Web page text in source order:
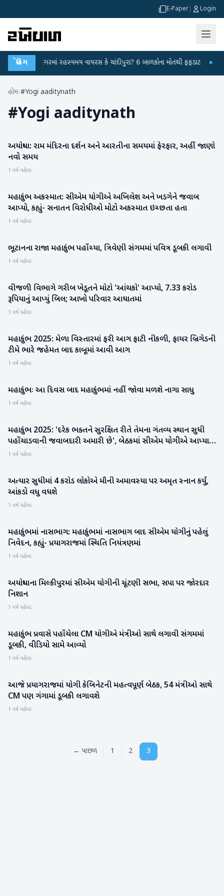
E-Paper Login
બ્રેકિંગ
હિંમતનગરમાં રહસ્યમય વાયરસ કે ચાંદીપુરા? 6 બાળકોના મોતથી ફફડાટ ●
હોમ/#Yogi aaditynath
#Yogi aaditynath
એસ્ટ્રોલોજી
અયોધ્યા: રામ મંદિરના દર્શન અને આરતીના સમયમાં ફેરફાર, અહીં જાણો
નવો સમય
1 વર્ષ પહેલા
રાજકારણ
મહાકુંભ અકસ્માત: સીએમ યોગીએ અખિલેશ અને ખડગેને જવાબ
આપ્યો, કહ્યું- સનાતન વિરોધીઓ મોટો અકસ્માત ઇચ્છતા હતા
1 વર્ષ પહેલા
મહાકુંભ
ભૂટાનના રાજા મહાકુંભ પહોંચ્યા, ત્રિવેણી સંગમમાં પવિત્ર ડૂબકી લગાવી
1 વર્ષ પહેલા
રાષ્ટ્રીય
વીજળી વિભાગે ગરીબ ખેડૂતને મોટો 'આંચકો' આપ્યો, 7.33 કરોડ
રૂપિયાનું આપ્યું બિલ; આખો પરિવાર આઘાતમાં
1 વર્ષ પહેલા
મહાકુંભ
મહાકુંભ 2025: મેળા વિસ્તારમાં ફરી આગ ફાટી નીકળી, ફાયર બ્રિગેડની
ટીમે ભારે જહેમત બાદ કાબૂમાં આવી આગ
1 વર્ષ પહેલા
મહાકુંભ
મહાકુંભઃ આ દિવસ બાદ મહાકુંભમાં નહીં જોવા મળશે નાગા સાધુ
1 વર્ષ પહેલા
મહાકુંભ
મહાકુંભ 2025: 'દરેક ભક્તને સુરક્ષિત રીતે તેમના ગંતવ્ય સ્થાન સુધી
પહોંચાડવાની જવાબદારી અમારી છે', બેઠકમાં સીએમ યોગીએ આપ્યા
આ ખાસ નિર્દેશ
1 વર્ષ પહેલા
મહાકુંભ
અત્યાર સુધીમાં 4 કરોડ લોકોએ મૌની અમાવસ્યા પર અમૃત સ્નાન કર્યું,
આંકડો વધુ વધશે
1 વર્ષ પહેલા
મહાકુંભ
મહાકુંભમાં નાસભાગ: મહાકુંભમાં નાસભાગ બાદ સીએમ યોગીનું પહેલું
નિવેદન, કહ્યું- પ્રયાગરાજમાં સ્થિતિ નિયંત્રણમાં
1 વર્ષ પહેલા
રાષ્ટ્રીય
અયોધ્યાના મિલ્કીપુરમાં સીએમ યોગીની ચૂંટણી સભા, સપા પર જોરદાર
નિશાન
1 વર્ષ પહેલા
મહાકુંભ
મહાકુંભ પ્રવાસે પહોંચેલા CM યોગીએ મંત્રીઓ સાથે લગાવી સંગમમાં
ડૂબકી, વીડિયો સામે આવ્યો
1 વર્ષ પહેલા
રાષ્ટ્રીય
આજે પ્રયાગરાજમાં યોગી કેબિનેટની મહત્વપૂર્ણ બેઠક, 54 મંત્રીઓ સાથે
CM પણ ગંગામાં ડૂબકી લગાવશે
1 વર્ષ પહેલા
← પાછળ 1 2 3